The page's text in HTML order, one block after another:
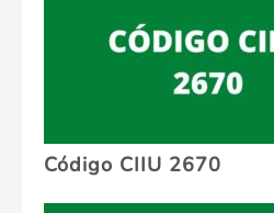
Código CIIU 2670